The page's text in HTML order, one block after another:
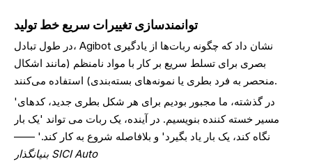
توانمندسازی تغییرات سریع خط تولید
در طول تبادل، Agibot نشان داد که چگونه ربات‌ها از یادگیری
بصری برای تسلط سریع بر کار با مواد نامنظم (مانند اشکال
منحصر به فرد بطری یا نمونه‌های بسته‌بندی) استفاده می‌کنند.
'در گذشته، ما مجبور بودیم برای هر شکل بطری جدید، کدهای
مسیر خسته کننده بنویسیم. در آینده، یک ربات می تواند 'یک بار
نگاه کند، یک بار یاد بگیرد' و بلافاصله شروع به کار کند.' ——
بنیانگذار SICI Auto